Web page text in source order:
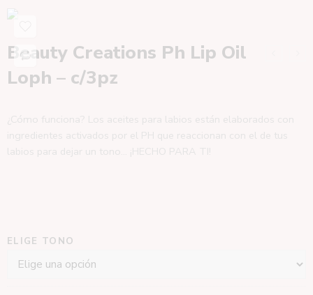
Beauty Creations Ph Lip Oil
Loph – c/3pz
ELIGE TONO